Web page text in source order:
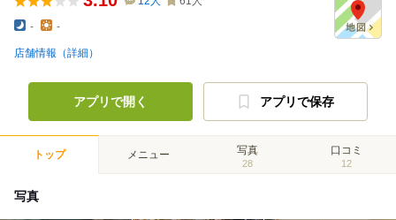
- -
店舗情報（詳細）
アプリで開く アプリで保存
トップ メニュー 写真
28
口コミ
12
写真